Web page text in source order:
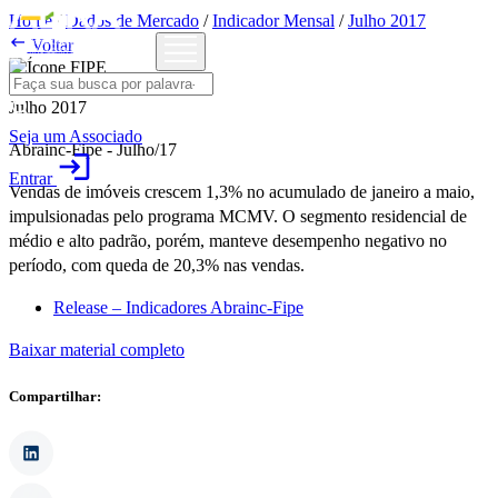
Seja um Associado
Entrarlogin
Home/Dados de Mercado /Indicador Mensal /Julho 2017
 Voltar
Julho 2017
Abrainc-Fipe - Julho/17
Vendas de imóveis crescem 1,3% no acumulado de janeiro a maio,
impulsionadas pelo programa MCMV. O segmento residencial de
médio e alto padrão, porém, manteve desempenho negativo no
período, com queda de 20,3% nas vendas.
Release – Indicadores Abrainc-Fipe
Baixar material completo
Compartilhar: